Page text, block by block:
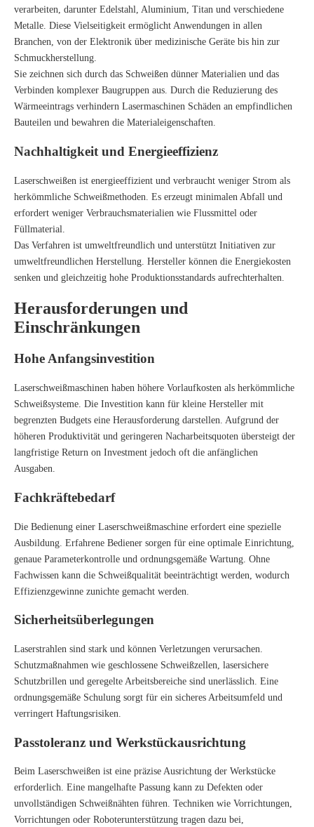
verarbeiten, darunter Edelstahl, Aluminium, Titan und verschiedene
Metalle. Diese Vielseitigkeit ermöglicht Anwendungen in allen
Branchen, von der Elektronik über medizinische Geräte bis hin zur
Schmuckherstellung.
Sie zeichnen sich durch das Schweißen dünner Materialien und das
Verbinden komplexer Baugruppen aus. Durch die Reduzierung des
Wärmeeintrags verhindern Lasermaschinen Schäden an empfindlichen
Bauteilen und bewahren die Materialeigenschaften.
Nachhaltigkeit und Energieeffizienz
Laserschweißen ist energieeffizient und verbraucht weniger Strom als
herkömmliche Schweißmethoden. Es erzeugt minimalen Abfall und
erfordert weniger Verbrauchsmaterialien wie Flussmittel oder
Füllmaterial.
Das Verfahren ist umweltfreundlich und unterstützt Initiativen zur
umweltfreundlichen Herstellung. Hersteller können die Energiekosten
senken und gleichzeitig hohe Produktionsstandards aufrechterhalten.
Herausforderungen und
Einschränkungen
Hohe Anfangsinvestition
Laserschweißmaschinen haben höhere Vorlaufkosten als herkömmliche
Schweißsysteme. Die Investition kann für kleine Hersteller mit
begrenzten Budgets eine Herausforderung darstellen. Aufgrund der
höheren Produktivität und geringeren Nacharbeitsquoten übersteigt der
langfristige Return on Investment jedoch oft die anfänglichen
Ausgaben.
Fachkräftebedarf
Die Bedienung einer Laserschweißmaschine erfordert eine spezielle
Ausbildung. Erfahrene Bediener sorgen für eine optimale Einrichtung,
genaue Parameterkontrolle und ordnungsgemäße Wartung. Ohne
Fachwissen kann die Schweißqualität beeinträchtigt werden, wodurch
Effizienzgewinne zunichte gemacht werden.
Sicherheitsüberlegungen
Laserstrahlen sind stark und können Verletzungen verursachen.
Schutzmaßnahmen wie geschlossene Schweißzellen, lasersichere
Schutzbrillen und geregelte Arbeitsbereiche sind unerlässlich. Eine
ordnungsgemäße Schulung sorgt für ein sicheres Arbeitsumfeld und
verringert Haftungsrisiken.
Passtoleranz und Werkstückausrichtung
Beim Laserschweißen ist eine präzise Ausrichtung der Werkstücke
erforderlich. Eine mangelhafte Passung kann zu Defekten oder
unvollständigen Schweißnähten führen. Techniken wie Vorrichtungen,
Vorrichtungen oder Roboterunterstützung tragen dazu bei,